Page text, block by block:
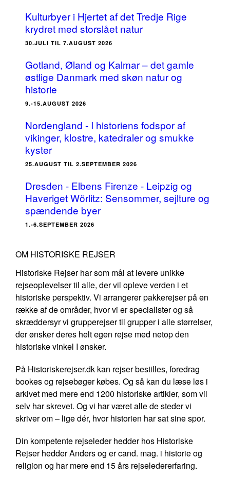
Kulturbyer i Hjertet af det Tredje Rige
krydret med storslået natur
30.JULI TIL 7.AUGUST 2026
Gotland, Øland og Kalmar – det gamle
østlige Danmark med skøn natur og
historie
9.-15.AUGUST 2026
Nordengland - I historiens fodspor af
vikinger, klostre, katedraler og smukke
kyster
25.AUGUST TIL 2.SEPTEMBER 2026
Dresden - Elbens Firenze - Leipzig og
Haveriget Wörlitz: Sensommer, sejlture og
spændende byer
1.-6.SEPTEMBER 2026
OM HISTORISKE REJSER
Historiske Rejser har som mål at levere unikke
rejseoplevelser til alle, der vil opleve verden i et
historiske perspektiv. Vi arrangerer pakkerejser på en
række af de områder, hvor vi er specialister og så
skræddersyr vi grupperejser til grupper i alle størrelser,
der ønsker deres helt egen rejse med netop den
historiske vinkel I ønsker.
På Historiskerejser.dk kan rejser bestilles, foredrag
bookes og rejsebøger købes. Og så kan du læse løs i
arkivet med mere end 1200 historiske artikler, som vil
selv har skrevet. Og vi har været alle de steder vi
skriver om – lige dér, hvor historien har sat sine spor.
Din kompetente rejseleder hedder hos Historiske
Rejser hedder Anders og er cand. mag. i historie og
religion og har mere end 15 års rejseledererfaring.